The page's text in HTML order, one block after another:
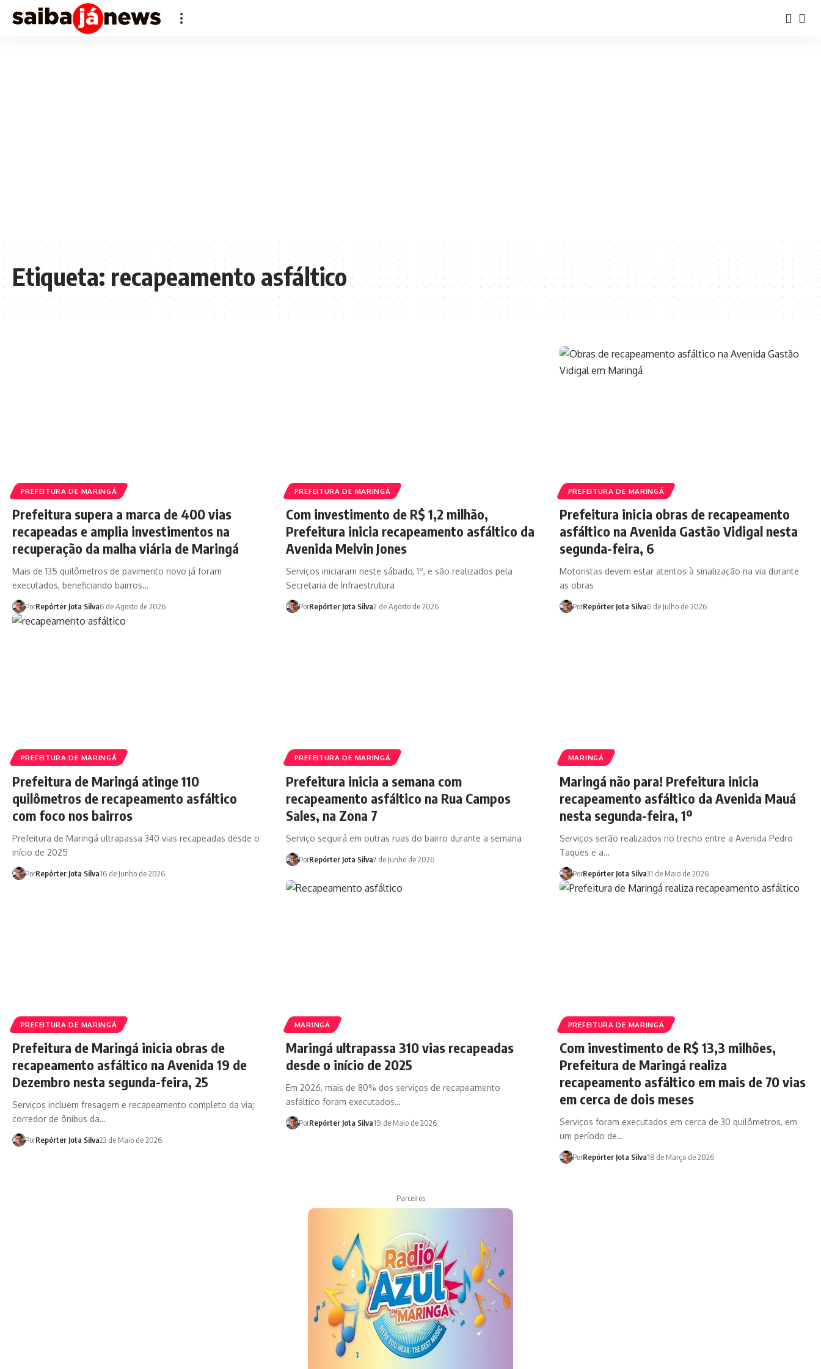
Etiqueta: recapeamento asfáltico
PREFEITURA DE MARINGÁ
Prefeitura supera a marca de 400 vias
recapeadas e amplia investimentos na
recuperação da malha viária de Maringá
Mais de 135 quilômetros de pavimento novo já foram
executados, beneficiando bairros…
PorRepórter Jota Silva6 de Agosto de 2026
PREFEITURA DE MARINGÁ
Com investimento de R$ 1,2 milhão,
Prefeitura inicia recapeamento asfáltico da
Avenida Melvin Jones
Serviços iniciaram neste sábado, 1º, e são realizados pela
Secretaria de Infraestrutura
PorRepórter Jota Silva2 de Agosto de 2026
PREFEITURA DE MARINGÁ
Prefeitura inicia obras de recapeamento
asfáltico na Avenida Gastão Vidigal nesta
segunda-feira, 6
Motoristas devem estar atentos à sinalização na via durante
as obras
PorRepórter Jota Silva6 de Julho de 2026
PREFEITURA DE MARINGÁ
Prefeitura de Maringá atinge 110
quilômetros de recapeamento asfáltico
com foco nos bairros
Prefeitura de Maringá ultrapassa 340 vias recapeadas desde o
início de 2025
PorRepórter Jota Silva16 de Junho de 2026
PREFEITURA DE MARINGÁ
Prefeitura inicia a semana com
recapeamento asfáltico na Rua Campos
Sales, na Zona 7
Serviço seguirá em outras ruas do bairro durante a semana
PorRepórter Jota Silva7 de Junho de 2026
MARINGÁ
Maringá não para! Prefeitura inicia
recapeamento asfáltico da Avenida Mauá
nesta segunda-feira, 1º
Serviços serão realizados no trecho entre a Avenida Pedro
Taques e a…
PorRepórter Jota Silva31 de Maio de 2026
PREFEITURA DE MARINGÁ
Prefeitura de Maringá inicia obras de
recapeamento asfáltico na Avenida 19 de
Dezembro nesta segunda-feira, 25
Serviços incluem fresagem e recapeamento completo da via;
corredor de ônibus da…
PorRepórter Jota Silva23 de Maio de 2026
MARINGÁ
Maringá ultrapassa 310 vias recapeadas
desde o início de 2025
Em 2026, mais de 80% dos serviços de recapeamento
asfáltico foram executados…
PorRepórter Jota Silva19 de Maio de 2026
PREFEITURA DE MARINGÁ
Com investimento de R$ 13,3 milhões,
Prefeitura de Maringá realiza
recapeamento asfáltico em mais de 70 vias
em cerca de dois meses
Serviços foram executados em cerca de 30 quilômetros, em
um período de…
PorRepórter Jota Silva18 de Março de 2026
Parceiros